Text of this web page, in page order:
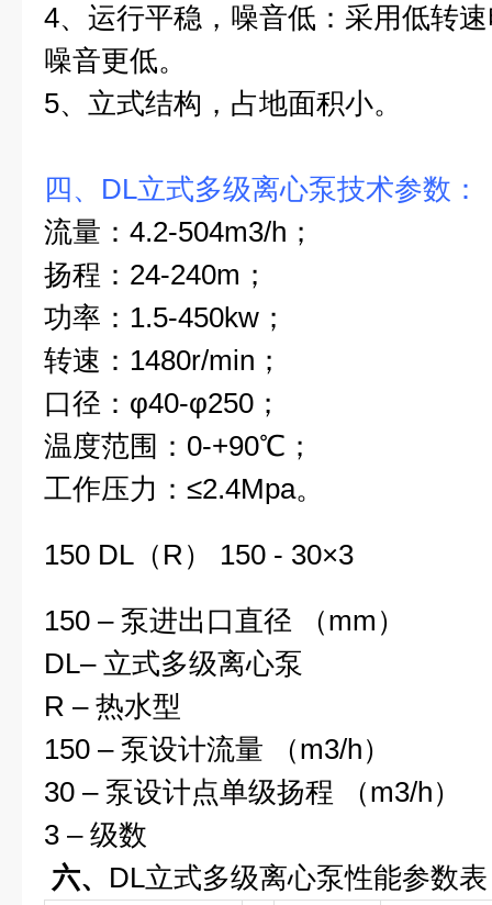
4、运行平稳，噪音低：采用低转
噪音更低。
5、立式结构，占地面积小。
四、 DL立式多级离心泵技术参数：
流量： 4.2-504m3/h ；
扬程： 24-240m ；
功率： 1.5-450kw ；
转速： 1480r/min ；
口径：φ40-φ250 ；
温度范围： 0-+90℃ ；
工作压力：≤2.4Mpa。
150 DL（R） 150 - 30×3
150 – 泵进出口直径 （mm）
DL– 立式多级离心泵
R – 热水型
150 – 泵设计流量 （m3/h）
30 – 泵设计点单级扬程 （m3/h）
3 – 级数
六、 DL立式多级离心泵性能参数表